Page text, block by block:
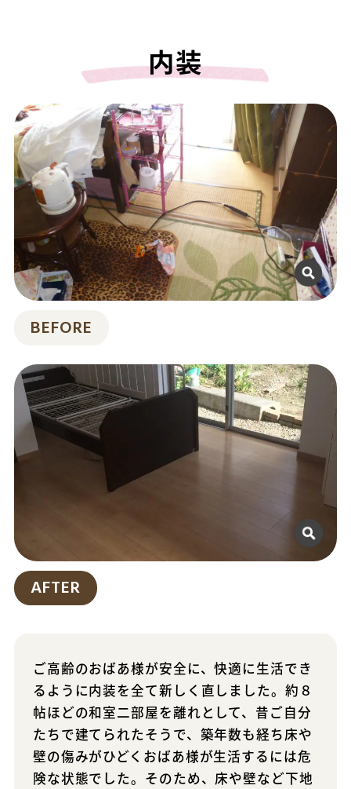
内装
BEFORE
AFTER
ご高齢のおばあ様が安全に、快適に生活でき
るように内装を全て新しく直しました。約８
帖ほどの和室二部屋を離れとして、昔ご自分
たちで建てられたそうで、築年数も経ち床や
壁の傷みがひどくおばあ様が生活するには危
険な状態でした。そのため、床や壁など下地